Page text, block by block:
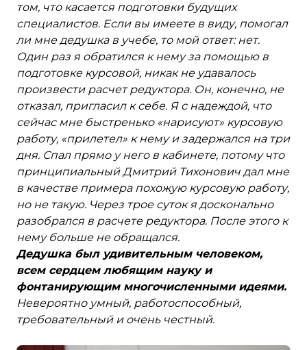
том, что касается подготовки будущих
специалистов. Если вы имеете в виду, помогал
ли мне дедушка в учебе, то мой ответ: нет.
Один раз я обратился к нему за помощью в
подготовке курсовой, никак не удавалось
произвести расчет редуктора. Он, конечно, не
отказал, пригласил к себе. Я с надеждой, что
сейчас мне быстренько «нарисуют» курсовую
работу, «прилетел» к нему и задержался на три
дня. Спал прямо у него в кабинете, потому что
принципиальный Дмитрий Тихонович дал мне
в качестве примера похожую курсовую работу,
но не такую. Через трое суток я досконально
разобрался в расчете редуктора. После этого к
нему больше не обращался.
Дедушка был удивительным человеком,
всем сердцем любящим науку и
фонтанирующим многочисленными идеями.
Невероятно умный, работоспособный,
требовательный и очень честный.